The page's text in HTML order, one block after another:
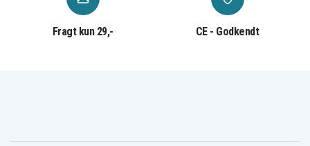
Fragt kun 29,- CE - Godkendt